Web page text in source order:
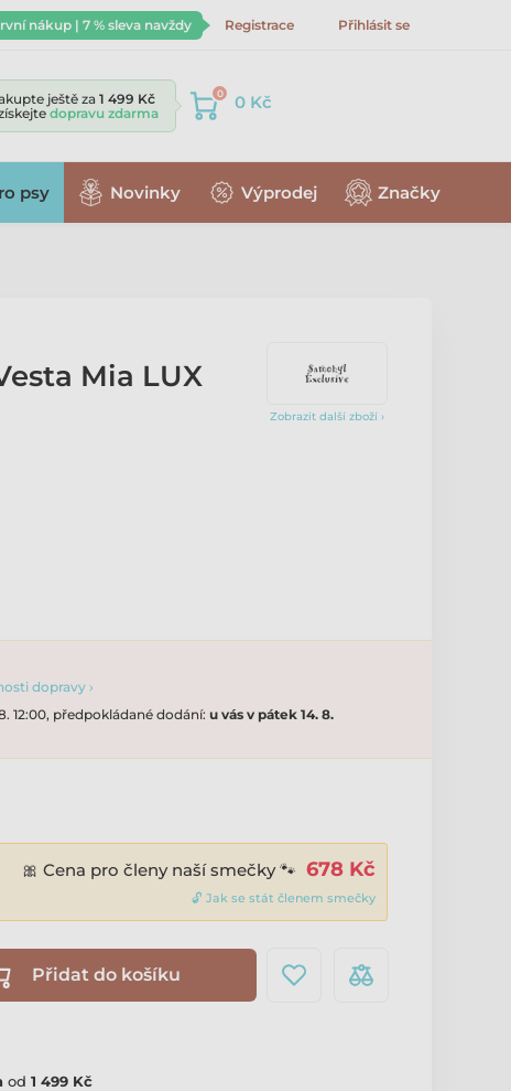
nákup | 7 % sleva navždy Registrace Přihlásit se
ještě za 1 499 Kč
dopravu zdarma
0 0 Kč
psy Novinky Výprodej Značky
Zobrazit další zboží ›
Mia LUX
dopravy ›
12:00, předpokládané dodání: u vás v pátek 14. 8.
🎀 Cena pro členy naší smečky 🐾 678 Kč
🔓 Jak se stát členem smečky
Přidat do košíku
od 1 499 Kč